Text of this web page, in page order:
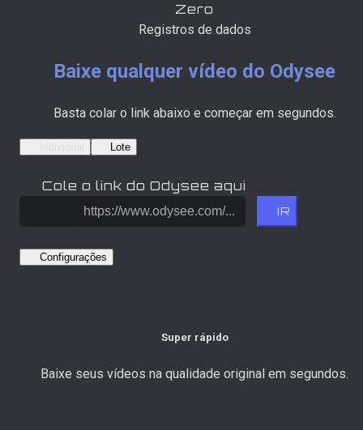
Zero
Registros de dados
Baixe qualquer vídeo do Odysee
Basta colar o link abaixo e começar em segundos.
Lote
Cole o link do Odysee aqui
IR
Configurações
Super rápido
Baixe seus vídeos na qualidade original em segundos.